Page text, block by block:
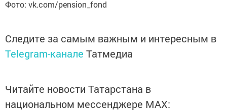
Фото: vk.com/pension_fond
Следите за самым важным и интересным в
Telegram-канале Татмедиа
Читайте новости Татарстана в
национальном мессенджере MАХ: